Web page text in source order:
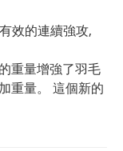
效的連續強攻,
重量增強了羽毛
重量。 這個新的